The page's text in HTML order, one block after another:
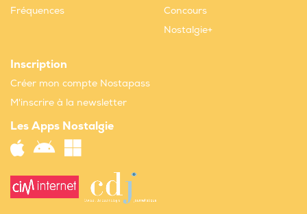
Fréquences
Concours
Nostalgie+
Inscription
Créer mon compte Nostapass
M'inscrire à la newsletter
Les Apps Nostalgie